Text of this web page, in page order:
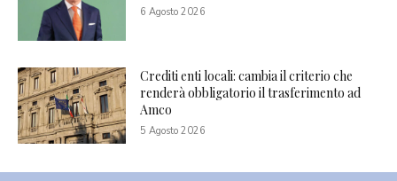
6 Agosto 2026
Crediti enti locali: cambia il criterio che
renderà obbligatorio il trasferimento ad
Amco
5 Agosto 2026